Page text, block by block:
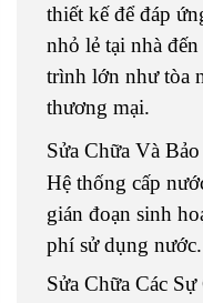
thiết kế để đáp
nhỏ lẻ tại nhà
trình lớn như tòa
thương mại.
Sửa Chữa Và
Hệ thống cấp
gián đoạn sinh
phí sử dụng nước.
Sửa Chữa Các